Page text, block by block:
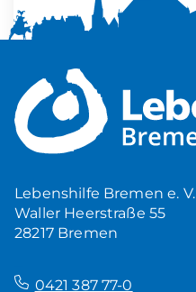
Mehr Ruhe zuhause
5,00€
Lebenshilfe Bremen e. V.
Waller Heerstraße 55
28217 Bremen
0421 387 77-0